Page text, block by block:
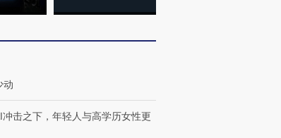
有意思的生活方式·第三对
【商旅对话】华住集团
住三大增长引擎是什么？
动
冲击之下，年轻人与高学历女性更